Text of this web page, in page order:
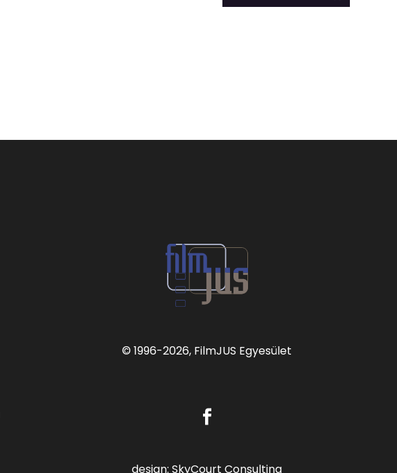
© 1996-2026, FilmJUS Egyesület
design: SkyCourt Consulting